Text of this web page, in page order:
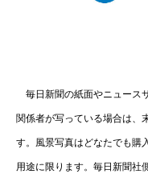
毎日新聞の紙面やニュース
関係者が写っている場合は、
す。風景写真はどなたでも購
用途に限ります。毎日新聞社